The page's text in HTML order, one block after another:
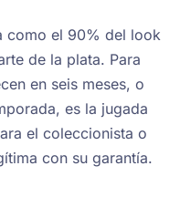
como el 90% del look
de la plata. Para
en seis meses, o
es la jugada
el coleccionista o
con su garantía.